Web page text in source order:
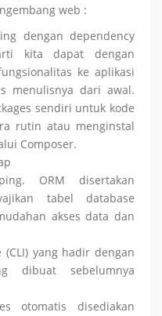
web :
dengan dependency
kita dapat dengan
ke aplikasi
menulisnya dari awal.
sendiri untuk kode
rutin atau menginstal
Composer.
ORM disertakan
tabel database
akses data dan
yang hadir dengan
dibuat sebelumnya
otomatis disediakan